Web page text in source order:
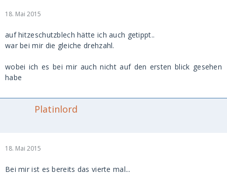
18. Mai 2015
auf hitzeschutzblech hätte ich auch getippt..
war bei mir die gleiche drehzahl.
wobei ich es bei mir auch nicht auf den ersten blick gesehen
habe
Platinlord
18. Mai 2015
Bei mir ist es bereits das vierte mal...